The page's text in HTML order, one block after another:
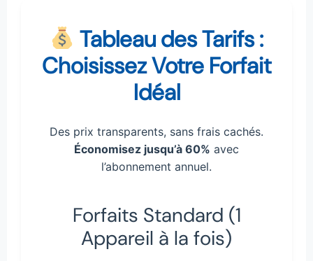
Tableau des Tarifs :
Choisissez Votre Forfait
Idéal
Des prix transparents, sans frais cachés.
Économisez jusqu’à 60% avec
l’abonnement annuel.
Forfaits Standard (1
Appareil à la fois)